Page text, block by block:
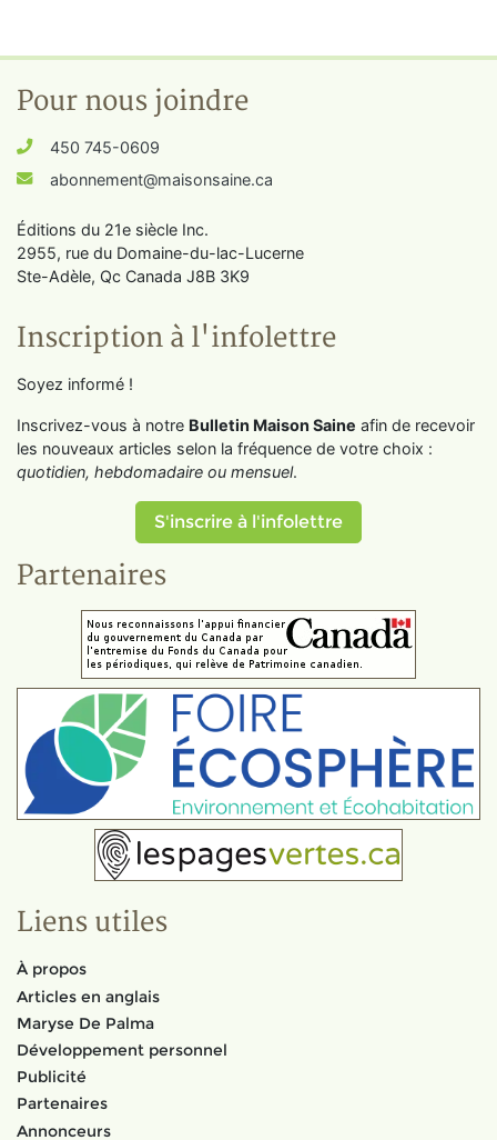
Pour nous joindre
450 745-0609
abonnement@maisonsaine.ca
Éditions du 21e siècle Inc.
2955, rue du Domaine-du-lac-Lucerne
Ste-Adèle, Qc Canada J8B 3K9
Inscription à l'infolettre
Soyez informé !
Inscrivez-vous à notre Bulletin Maison Saine afin de recevoir
les nouveaux articles selon la fréquence de votre choix :
quotidien, hebdomadaire ou mensuel.
S'inscrire à l'infolettre
Partenaires
Liens utiles
À propos
Articles en anglais
Maryse De Palma
Développement personnel
Publicité
Partenaires
Annonceurs